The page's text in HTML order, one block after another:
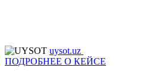
uysot.uz
ПОДРОБНЕЕ О КЕЙСЕ